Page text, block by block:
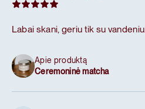
Labai skani, geriu tik su vandeniu.
Apie produktą
Ceremoninė matcha